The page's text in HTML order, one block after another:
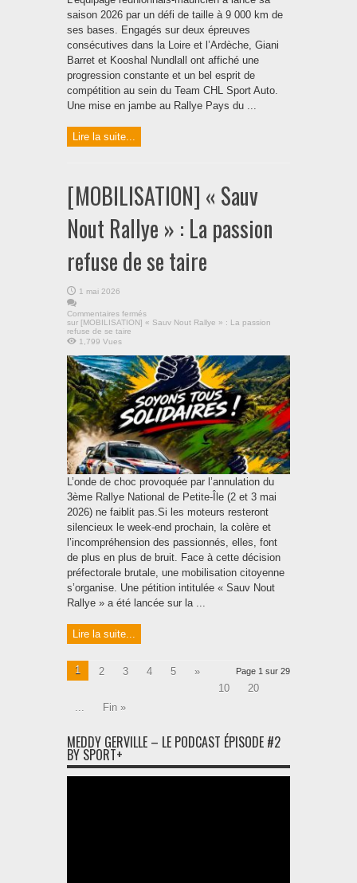
saison 2026 par un défi de taille à 9 000 km de
ses bases. Engagés sur deux épreuves
consécutives dans la Loire et l’Ardèche, Giani
Barret et Kooshal Nundlall ont affiché une
progression constante et un bel esprit de
compétition au sein du Team CHL Sport Auto.
Une mise en jambe au Rallye Pays du ...
Lire la suite...
[MOBILISATION] « Sauv
Nout Rallye » : La passion
refuse de se taire
1 mai 2026
Commentaires fermés
sur [MOBILISATION] « Sauv Nout Rallye » : La passion
refuse de se taire
1,799 Vues
L’onde de choc provoquée par l’annulation du
3ème Rallye National de Petite-Île (2 et 3 mai
2026) ne faiblit pas.Si les moteurs resteront
silencieux le week-end prochain, la colère et
l’incompréhension des passionnés, elles, font
de plus en plus de bruit. Face à cette décision
préfectorale brutale, une mobilisation citoyenne
s’organise. Une pétition intitulée « Sauv Nout
Rallye » a été lancée sur la ...
Lire la suite...
Page 1 sur 29
1 2 3 4 5
»
10
20
...
Fin »
MEDDY GERVILLE – LE PODCAST ÉPISODE #2
BY SPORT+